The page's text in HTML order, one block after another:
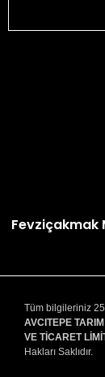
Fevziçakmak
Tüm bilgileriniz
AVCITEPE
VE TİCARET
Hakları Saklıdır.